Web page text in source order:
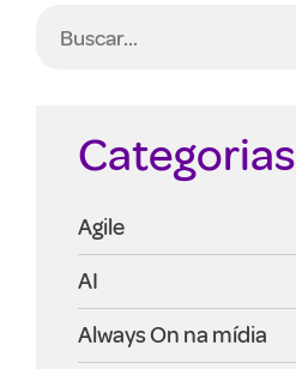
Categorias
Agile
AI
Always On na mídia